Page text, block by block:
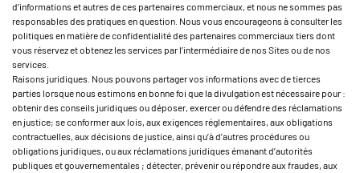
d’informations et autres de ces partenaires commerciaux, et nous ne sommes pas
responsables des pratiques en question. Nous vous encourageons à consulter les
politiques en matière de confidentialité des partenaires commerciaux tiers dont
vous réservez et obtenez les services par l’intermédiaire de nos Sites ou de nos
services.
Raisons juridiques. Nous pouvons partager vos informations avec de tierces
parties lorsque nous estimons en bonne foi que la divulgation est nécessaire pour :
obtenir des conseils juridiques ou déposer, exercer ou défendre des réclamations
en justice; se conformer aux lois, aux exigences réglementaires, aux obligations
contractuelles, aux décisions de justice, ainsi qu’à d’autres procédures ou
obligations juridiques, ou aux réclamations juridiques émanant d’autorités
publiques et gouvernementales ; détecter, prévenir ou répondre aux fraudes, aux